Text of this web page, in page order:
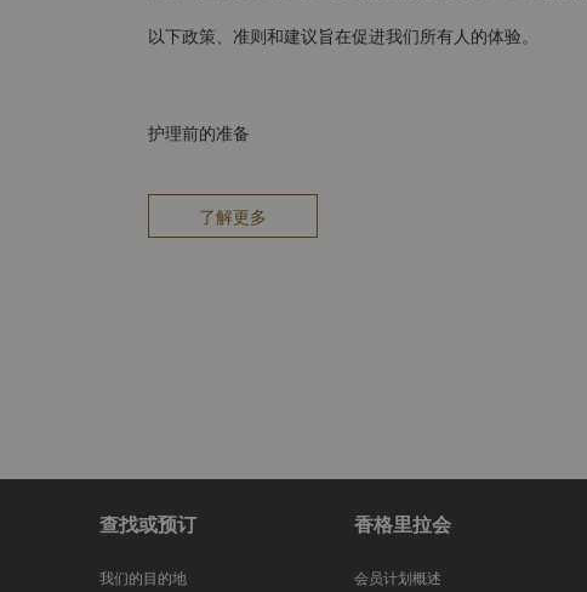
以下政策、准则和建议旨在促进我们所有人的体验。
护理前的准备
客，请在进入香格里拉水疗馆时关闭您的电子设备。
了解更多
查找或预订
我们的目的地
香格里拉会
会员计划概述